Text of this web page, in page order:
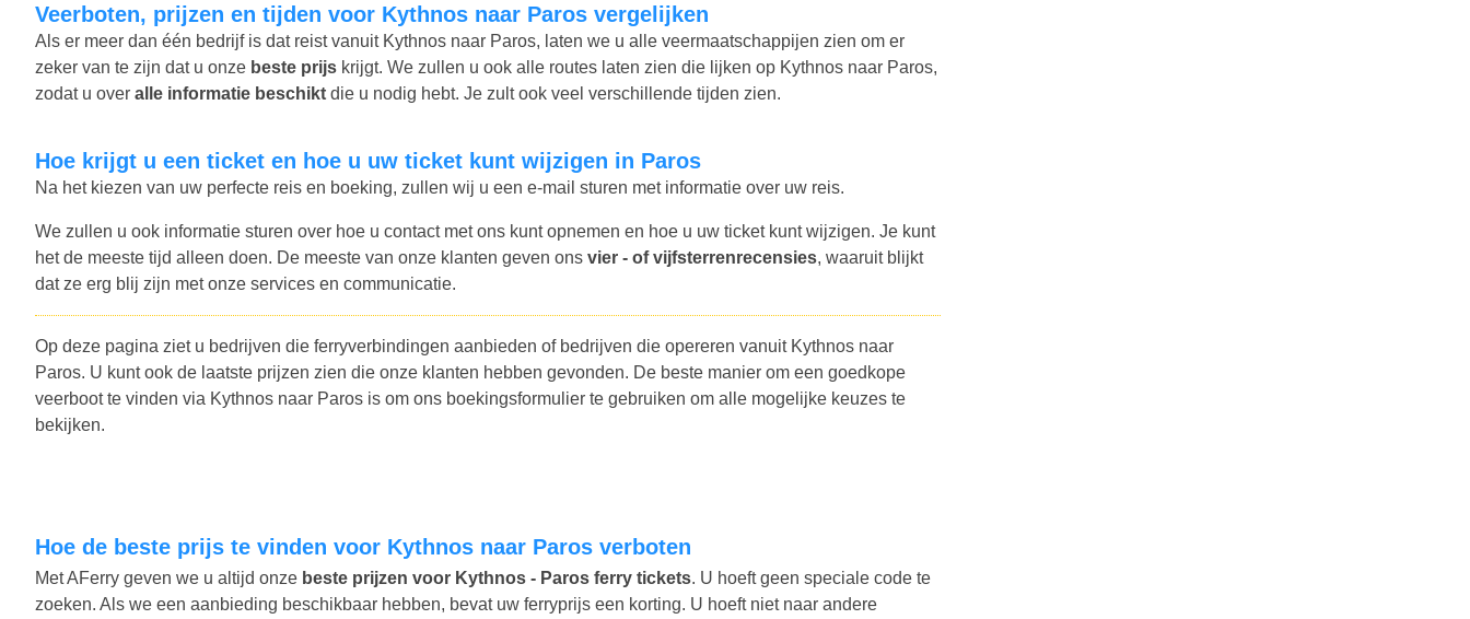
Veerboten, prijzen en tijden voor Kythnos naar Paros vergelijken
Als er meer dan één bedrijf is dat reist vanuit Kythnos naar Paros, laten we u alle veermaatschappijen zien om er
zeker van te zijn dat u onze beste prijs krijgt. We zullen u ook alle routes laten zien die lijken op Kythnos naar Paros,
zodat u over alle informatie beschikt die u nodig hebt. Je zult ook veel verschillende tijden zien.
Hoe krijgt u een ticket en hoe u uw ticket kunt wijzigen in Paros
Na het kiezen van uw perfecte reis en boeking, zullen wij u een e-mail sturen met informatie over uw reis.
We zullen u ook informatie sturen over hoe u contact met ons kunt opnemen en hoe u uw ticket kunt wijzigen. Je kunt
het de meeste tijd alleen doen. De meeste van onze klanten geven ons vier - of vijfsterrenrecensies, waaruit blijkt
dat ze erg blij zijn met onze services en communicatie.
Op deze pagina ziet u bedrijven die ferryverbindingen aanbieden of bedrijven die opereren vanuit Kythnos naar
Paros. U kunt ook de laatste prijzen zien die onze klanten hebben gevonden. De beste manier om een goedkope
veerboot te vinden via Kythnos naar Paros is om ons boekingsformulier te gebruiken om alle mogelijke keuzes te
bekijken.
Hoe de beste prijs te vinden voor Kythnos naar Paros verboten
Met AFerry geven we u altijd onze beste prijzen voor Kythnos - Paros ferry tickets. U hoeft geen speciale code te
zoeken. Als we een aanbieding beschikbaar hebben, bevat uw ferryprijs een korting. U hoeft niet naar andere